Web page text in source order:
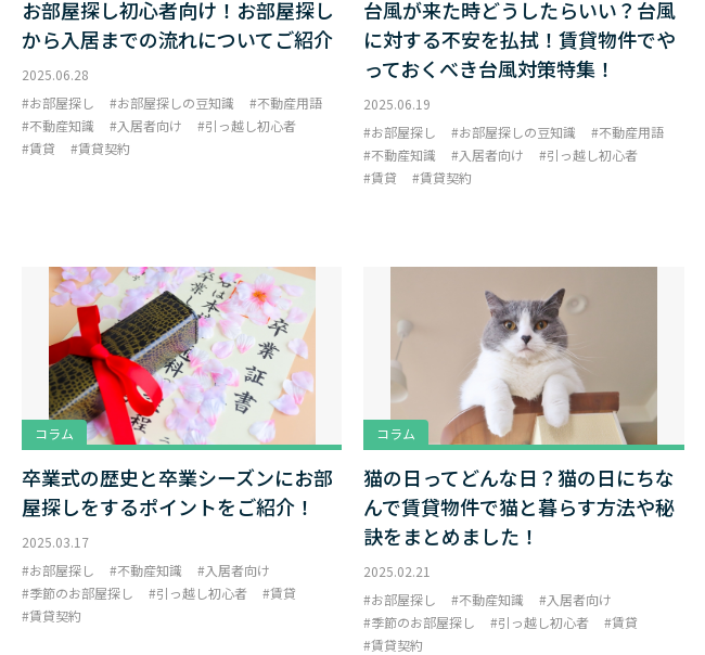
お部屋探し初心者向け！お部屋探し
から入居までの流れについてご紹介
2025.06.28
お部屋探し
お部屋探しの豆知識
不動産用語
不動産知識
入居者向け
引っ越し初心者
賃貸
賃貸契約
台風が来た時どうしたらいい？台風
に対する不安を払拭！賃貸物件でや
っておくべき台風対策特集！
2025.06.19
お部屋探し
お部屋探しの豆知識
不動産用語
不動産知識
入居者向け
引っ越し初心者
賃貸
賃貸契約
コラム
卒業式の歴史と卒業シーズンにお部
屋探しをするポイントをご紹介！
2025.03.17
お部屋探し
不動産知識
入居者向け
季節のお部屋探し
引っ越し初心者
賃貸
賃貸契約
コラム
猫の日ってどんな日？猫の日にちな
んで賃貸物件で猫と暮らす方法や秘
訣をまとめました！
2025.02.21
お部屋探し
不動産知識
入居者向け
季節のお部屋探し
引っ越し初心者
賃貸
賃貸契約